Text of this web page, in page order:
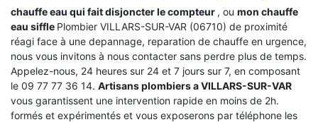
chauffe eau qui fait disjoncter le compteur , ou mon chauffe
eau siffle Plombier VILLARS-SUR-VAR (06710) de proximité
réagi face à une depannage, reparation de chauffe en urgence,
nous vous invitons à nous contacter sans perdre plus de temps.
Appelez-nous, 24 heures sur 24 et 7 jours sur 7, en composant
le 09 77 77 36 14. Artisans plombiers a VILLARS-SUR-VAR
vous garantissent une intervention rapide en moins de 2h.
formés et expérimentés et vous exposerons par téléphone les